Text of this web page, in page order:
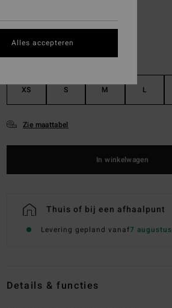
XS S M L
Zie maattabel
In winkelwagen
Thuis of bij een afhaalpunt
Levering gepland vanaf7 augustus
Details & functies
Alles accepteren